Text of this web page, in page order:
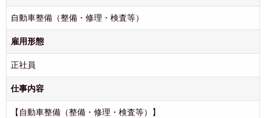
自動車整備（整備・修理・検査等）
雇用形態
正社員
仕事内容
【自動車整備（整備・修理・検査等）】